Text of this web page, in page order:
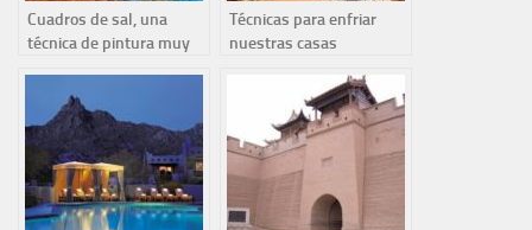
Cuadros de sal, una
técnica de pintura muy
Técnicas para enfriar
nuestras casas